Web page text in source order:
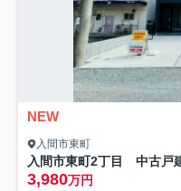
NEW
入間市東町
入間市東町2丁目 中古戸
3,980万円